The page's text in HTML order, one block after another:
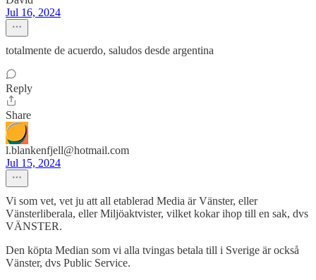
Jul 16, 2024
totalmente de acuerdo, saludos desde argentina
Reply
Share
l.blankenfjell@hotmail.com
Jul 15, 2024
Vi som vet, vet ju att all etablerad Media är Vänster, eller
Vänsterliberala, eller Miljöaktvister, vilket kokar ihop till en sak, dvs
VÄNSTER.
Den köpta Median som vi alla tvingas betala till i Sverige är också
Vänster, dvs Public Service.